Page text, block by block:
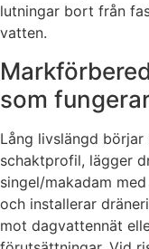
lutningar bort från
vatten.
som
Lång livslängd
schaktprofil, lägger
singel/makadam
och installerar
mot dagvattennät